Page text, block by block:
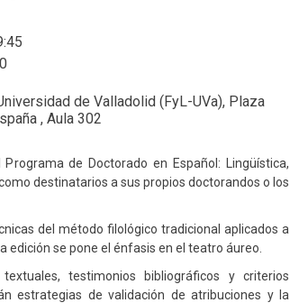
de Valladolid (FyL-UVa), Plaza
, Aula 302
de Doctorado en Español: Lingüística,
destinatarios a sus propios doctorandos o los
del método filológico tradicional aplicados a
edición se pone el énfasis en el teatro áureo.
testimonios bibliográficos y criterios
estrategias de validación de atribuciones y la